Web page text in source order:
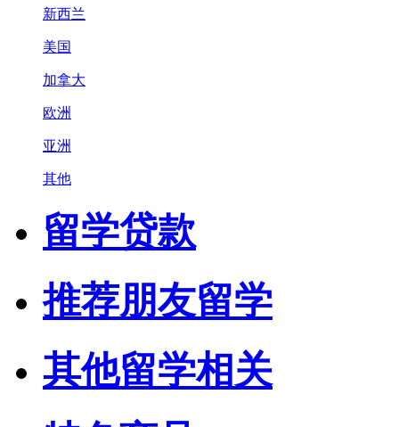
新西兰
美国
加拿大
欧洲
亚洲
其他
留学贷款
推荐朋友留学
其他留学相关